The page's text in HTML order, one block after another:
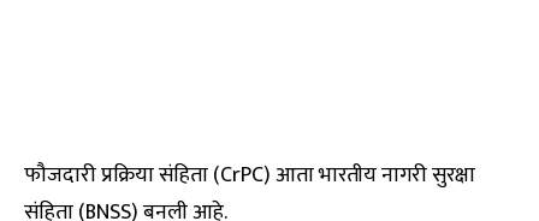
फौजदारी प्रक्रिया संहिता (CrPC) आता भारतीय नागरी सुरक्षा
संहिता (BNSS) बनली आहे.